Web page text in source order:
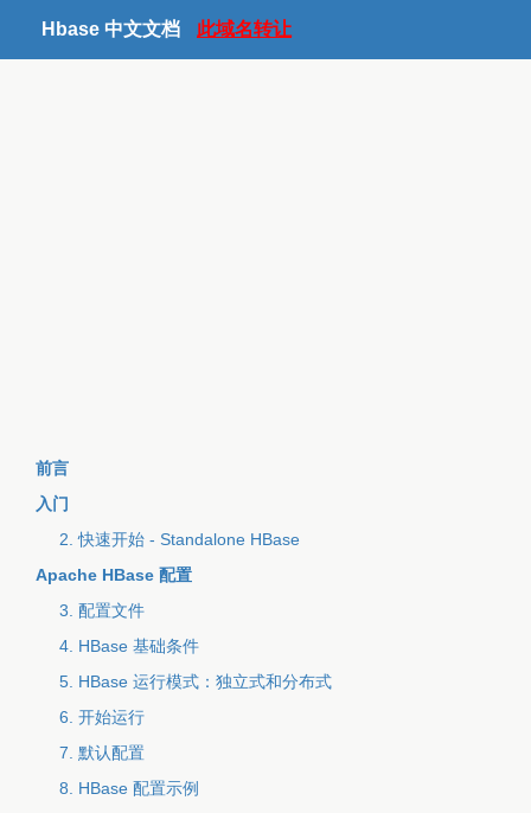
Hbase 中文文档 此域名转让
前言
入门
2. 快速开始 - Standalone HBase
Apache HBase 配置
3. 配置文件
4. HBase 基础条件
5. HBase 运行模式：独立式和分布式
6. 开始运行
7. 默认配置
8. HBase 配置示例